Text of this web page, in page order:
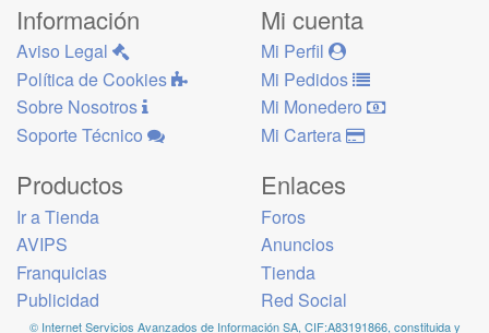
Información
Aviso Legal
Política de Cookies
Sobre Nosotros
Soporte Técnico
Mi cuenta
Mi Perfil
Mi Pedidos
Mi Monedero
Mi Cartera
Productos
Ir a Tienda
AVIPS
Franquicias
Publicidad
Enlaces
Foros
Anuncios
Tienda
Red Social
© Internet Servicios Avanzados de Información SA, CIF:A83191866, constituida y